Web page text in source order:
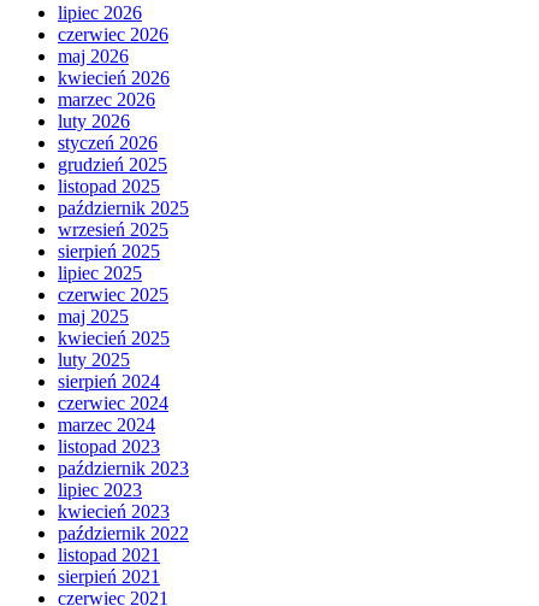
lipiec 2026
czerwiec 2026
maj 2026
kwiecień 2026
marzec 2026
luty 2026
styczeń 2026
grudzień 2025
listopad 2025
październik 2025
wrzesień 2025
sierpień 2025
lipiec 2025
czerwiec 2025
maj 2025
kwiecień 2025
luty 2025
sierpień 2024
czerwiec 2024
marzec 2024
listopad 2023
październik 2023
lipiec 2023
kwiecień 2023
październik 2022
listopad 2021
sierpień 2021
czerwiec 2021